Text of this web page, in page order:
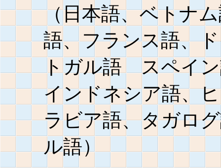
（日本語、ベトナ
語、フランス語、
トガル語 スペイン
インドネシア語、
ラビア語、タガロ
ル語）